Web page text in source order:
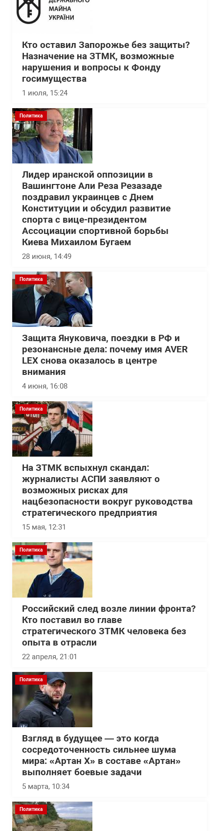
Кто оставил Запорожье без защиты?
Назначение на ЗТМК, возможные
нарушения и вопросы к Фонду
госимущества
1 июля, 15:24
Политика
Лидер иранской оппозиции в
Вашингтоне Али Реза Резазаде
поздравил украинцев с Днем
Конституции и обсудил развитие
спорта с вице-президентом
Ассоциации спортивной борьбы
Киева Михаилом Бугаем
28 июня, 14:49
Политика
Защита Януковича, поездки в РФ и
резонансные дела: почему имя AVER
LEX снова оказалось в центре
внимания
4 июня, 16:08
Политика
На ЗТМК вспыхнул скандал:
журналисты АСПИ заявляют о
возможных рисках для
нацбезопасности вокруг руководства
стратегического предприятия
15 мая, 12:31
Политика
Российский след возле линии фронта?
Кто поставил во главе
стратегического ЗТМК человека без
опыта в отрасли
22 апреля, 21:01
Политика
Взгляд в будущее — это когда
сосредоточенность сильнее шума
мира: «Артан Х» в составе «Артан»
выполняет боевые задачи
5 марта, 10:34
Политика